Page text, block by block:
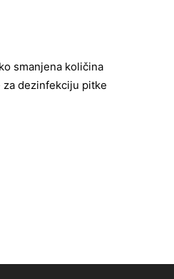
smanjena količina
dezinfekciju pitke